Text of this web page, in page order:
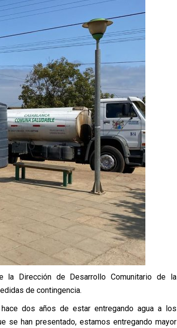
la Dirección de Desarrollo Comunitario de la
de contingencia.
dos años de estar entregando agua a los
se han presentado, estamos entregando mayor